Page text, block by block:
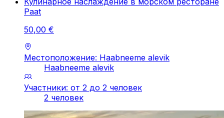
Paat
50,00 €
Местоположение: Haabneeme alevik
Haabneeme alevik
Участники: от 2 до 2 человек
2 человек